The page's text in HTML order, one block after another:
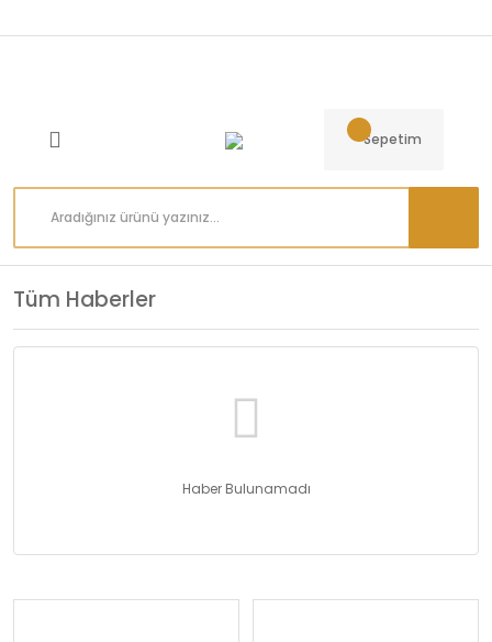
Sepetim
Tüm Haberler
Haber Bulunamadı